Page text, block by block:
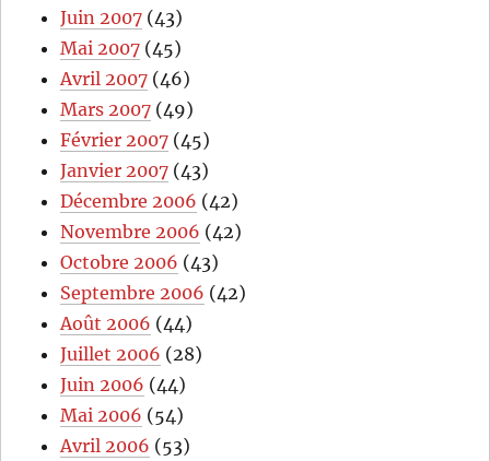
Juin 2007 (43)
Mai 2007 (45)
Avril 2007 (46)
Mars 2007 (49)
Février 2007 (45)
Janvier 2007 (43)
Décembre 2006 (42)
Novembre 2006 (42)
Octobre 2006 (43)
Septembre 2006 (42)
Août 2006 (44)
Juillet 2006 (28)
Juin 2006 (44)
Mai 2006 (54)
Avril 2006 (53)